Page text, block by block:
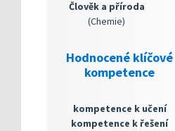
Člověk a příroda
(Chemie)
Hodnocené klíčové
kompetence
kompetence k učení
kompetence k řešení